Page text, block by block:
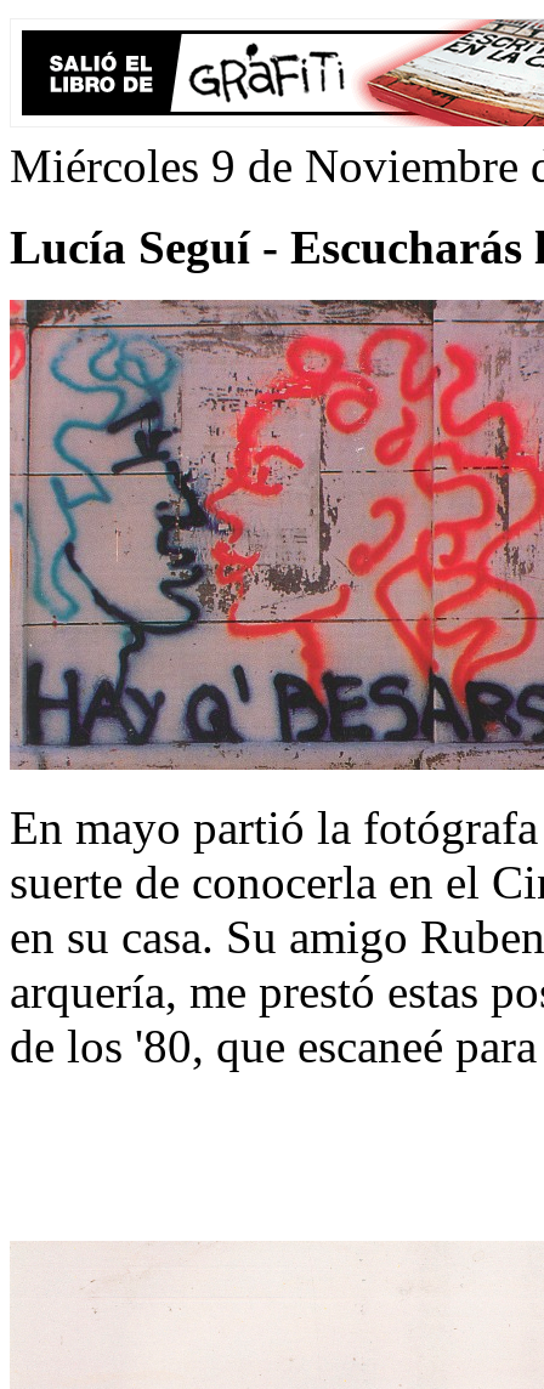
Miércoles 9 de Noviembre
Lucía Seguí - Escucharás
En mayo partió la
suerte de conocerla en el
en su casa. Su amigo
arquería, me prestó estas
de los '80, que escaneé